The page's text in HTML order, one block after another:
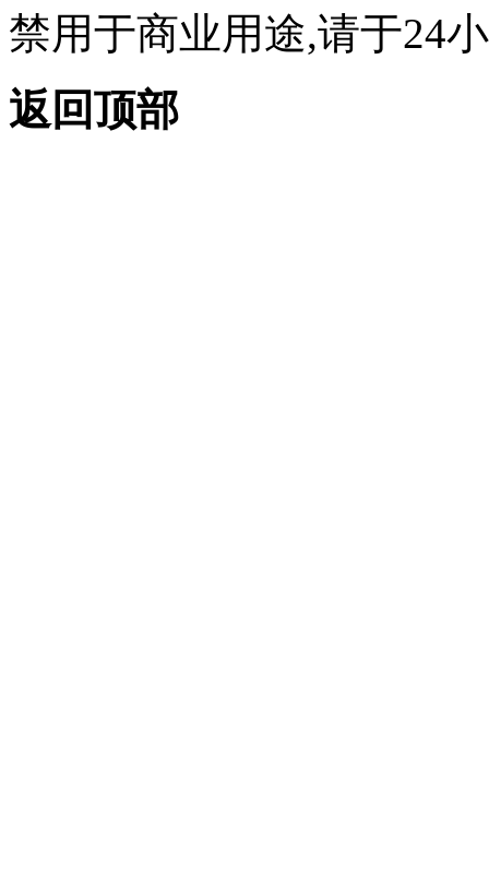
禁用于商业用途,请于24
返回顶部